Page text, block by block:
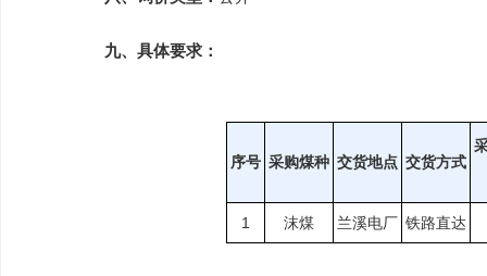
九、具体要求：
序号 采购煤种 交货地点 交货方式
1 沫煤 兰溪电厂 铁路直达